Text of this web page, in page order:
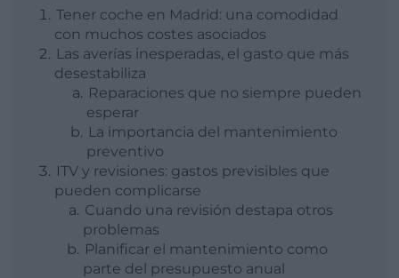
Tener coche en Madrid: una comodidad
con muchos costes asociados
Las averías inesperadas, el gasto que más
desestabiliza
Reparaciones que no siempre pueden
esperar
La importancia del mantenimiento
preventivo
ITV y revisiones: gastos previsibles que
pueden complicarse
Cuando una revisión destapa otros
problemas
Planificar el mantenimiento como
parte del presupuesto anual